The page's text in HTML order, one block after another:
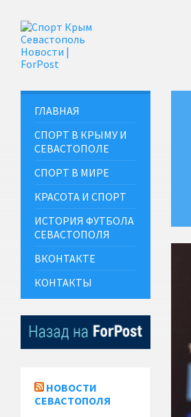
ГЛАВНАЯ
СПОРТ В КРЫМУ И
СЕВАСТОПОЛЕ
СПОРТ В МИРЕ
КРАСОТА И СПОРТ
ИСТОРИЯ ФУТБОЛА
СЕВАСТОПОЛЯ
ВКОНТАКТЕ
КОНТАКТЫ
НОВОСТИ
СЕВАСТОПОЛЯ